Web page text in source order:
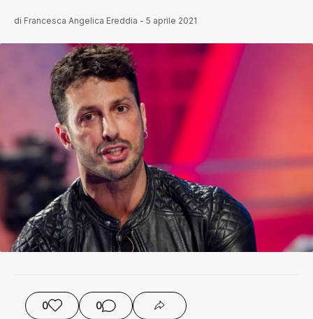
di Francesca Angelica Ereddia - 5 aprile 2021
0 0